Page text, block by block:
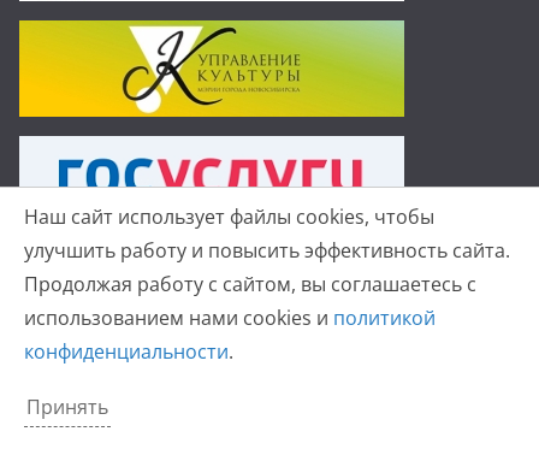
Новосибирск. Все права защищены.
Наш сайт использует файлы cookies, чтобы
улучшить работу и повысить эффективность сайта.
Продолжая работу с сайтом, вы соглашаетесь с
использованием нами cookies и политикой
конфиденциальности.
Принять